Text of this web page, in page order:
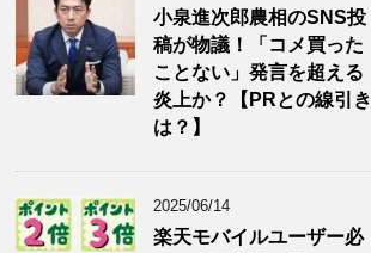
小泉進次郎農相のSNS投
稿が物議！「コメ買った
ことない」発言を超える
炎上か？【PRとの線引き
は？】
2025/06/14
楽天モバイルユーザー必